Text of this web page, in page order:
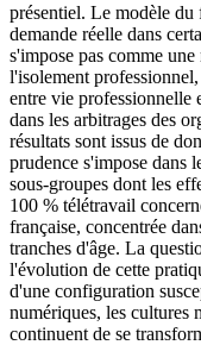
présentiel. Le modèle
demande réelle dans
s'impose pas comme
l'isolement
entre vie professionnelle
dans les arbitrages des
résultats sont issus de
prudence s'impose dans
sous-groupes dont les
100 % télétravail
française, concentrée
tranches d'âge. La
l'évolution de cette
d'une configuration
numériques, les cultures
continuent de se